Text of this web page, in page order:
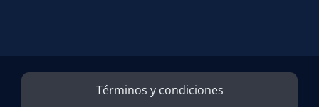
Términos y condiciones